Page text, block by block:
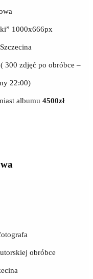
1000x666px
( 300 zdjęć po obróbce –
22:00)
albumu 4500zł
obróbce